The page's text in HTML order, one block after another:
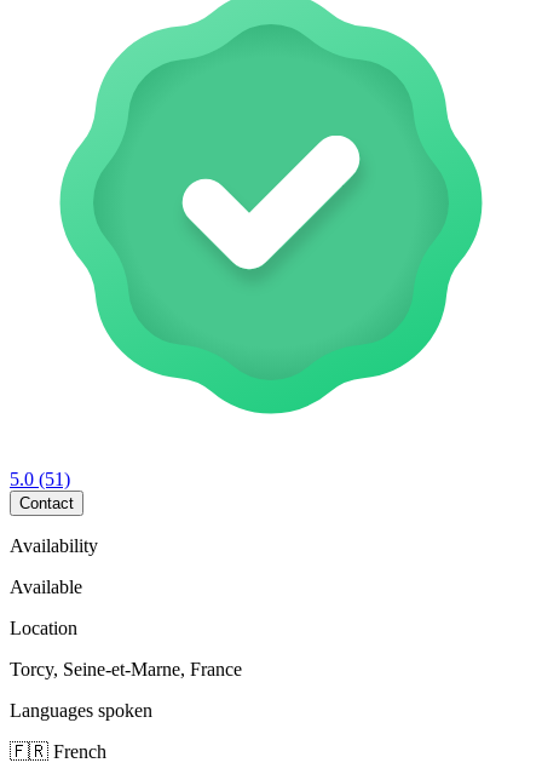
5.0 (51)
Contact
Availability
Available
Location
Torcy, Seine-et-Marne, France
Languages spoken
🇫🇷 French